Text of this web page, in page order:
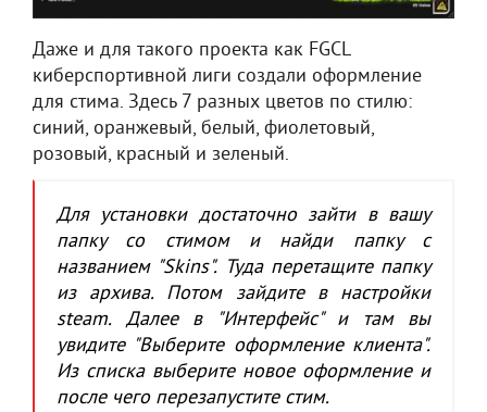
Даже и для такого проекта как FGCL
киберспортивной лиги создали оформление
для стима. Здесь 7 разных цветов по стилю:
синий, оранжевый, белый, фиолетовый,
розовый, красный и зеленый.
Для установки достаточно зайти в вашу
папку со стимом и найди папку с
названием "Skins". Туда перетащите папку
из архива. Потом зайдите в настройки
steam. Далее в "Интерфейс" и там вы
увидите "Выберите оформление клиента".
Из списка выберите новое оформление и
после чего перезапустите стим.